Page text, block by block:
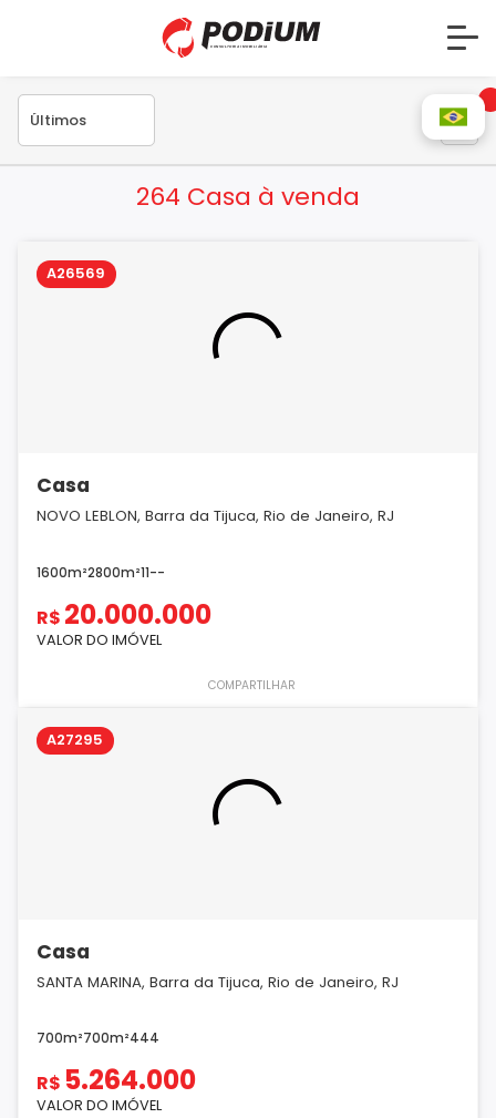
264 Casa à venda
A26569
Casa
NOVO LEBLON, Barra da Tijuca, Rio de Janeiro, RJ
1600m²2800m²11--
R$ 20.000.000
VALOR DO IMÓVEL
COMPARTILHAR
A27295
Casa
SANTA MARINA, Barra da Tijuca, Rio de Janeiro, RJ
700m²700m²444
R$ 5.264.000
VALOR DO IMÓVEL